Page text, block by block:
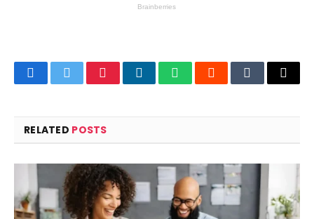
FacebookTwitterPinterestLinkedInWhatsAppRedditTumblrEmail
RELATED POSTS